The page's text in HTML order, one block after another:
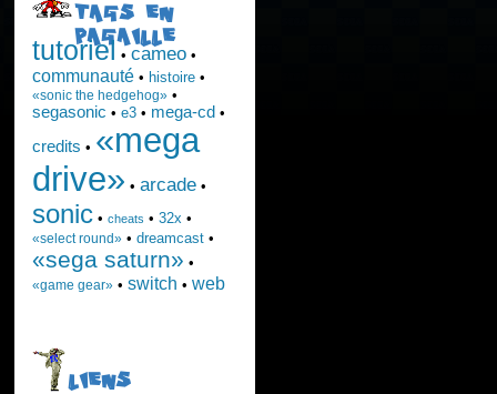
TAGS EN
PAGAILLE
tutoriel • cameo•
communauté• histoire•
«sonic the hedgehog»•
segasonic • e3• mega-cd •
credits • «mega
drive» • arcade•
sonic• cheats • 32x •
«select round»• dreamcast•
«sega saturn» •
«game gear»• switch • web
LIENS